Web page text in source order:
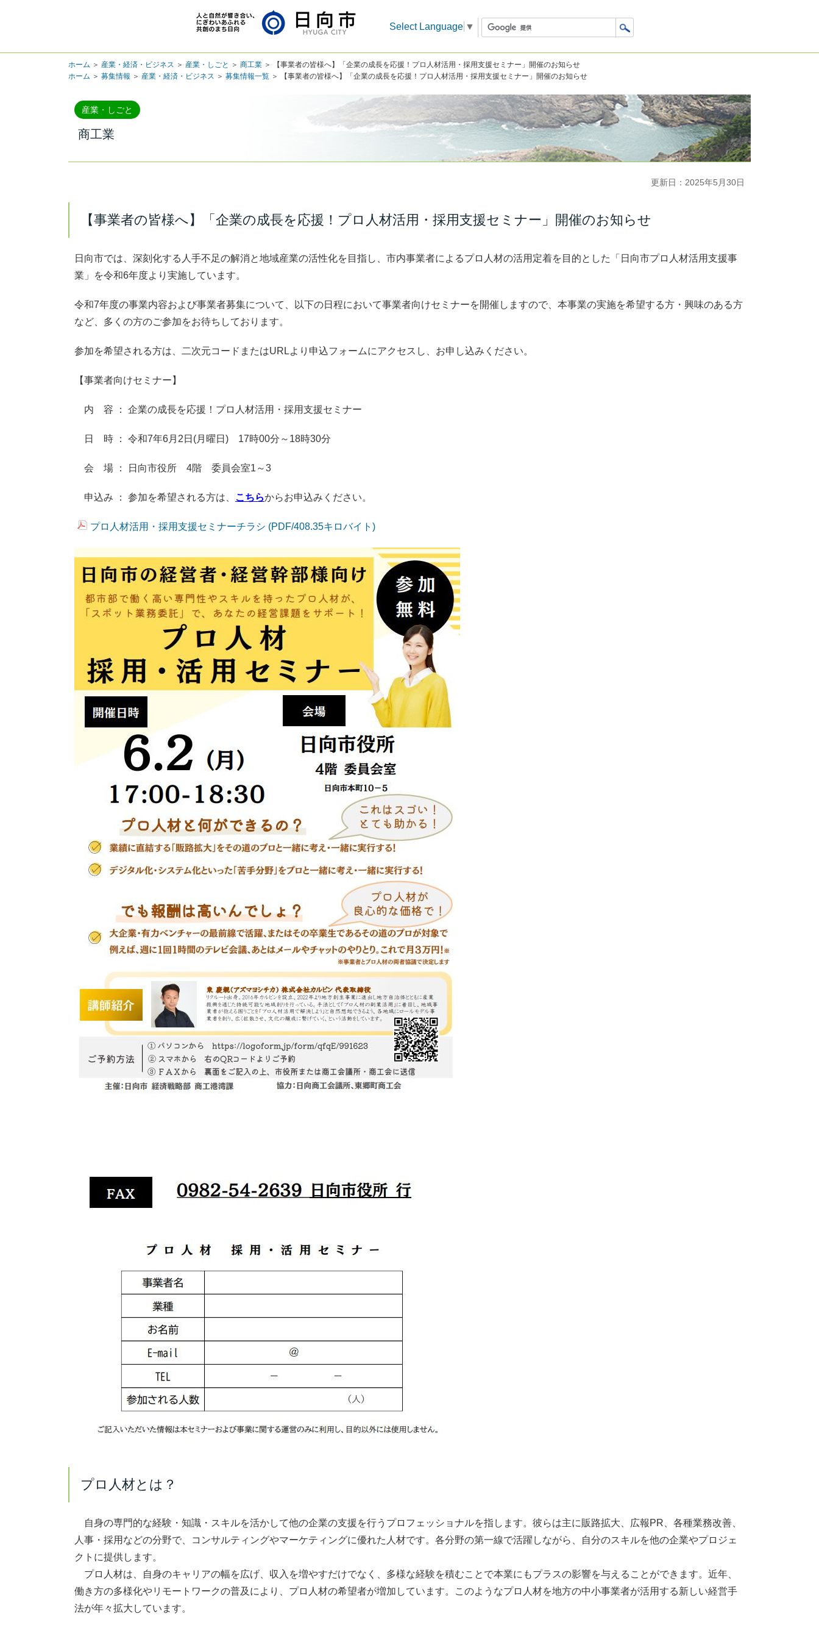
Select Language ▼
ホーム ＞ 産業・経済・ビジネス ＞ 産業・しごと ＞ 商工業 ＞ 【事業者の皆様へ】「企業の成長を応援！プロ人材活用・採用支援セミナー」開催のお知らせ
ホーム ＞ 募集情報 ＞ 産業・経済・ビジネス ＞ 募集情報一覧 ＞ 【事業者の皆様へ】「企業の成長を応援！プロ人材活用・採用支援セミナー」開催のお知らせ
産業・しごと
商工業
更新日：2025年5月30日
【事業者の皆様へ】「企業の成長を応援！プロ人材活用・採用支援セミナー」開催のお知らせ
日向市では、深刻化する人手不足の解消と地域産業の活性化を目指し、市内事業者によるプロ人材の活用定着を目的とした「日向市プロ人材活用支援事
業」を令和6年度より実施しています。
令和7年度の事業内容および事業者募集について、以下の日程において事業者向けセミナーを開催しますので、本事業の実施を希望する方・興味のある方
など、多くの方のご参加をお待ちしております。
参加を希望される方は、二次元コードまたはURLより申込フォームにアクセスし、お申し込みください。
【事業者向けセミナー】
内 容 ： 企業の成長を応援！プロ人材活用・採用支援セミナー
日 時 ： 令和7年6月2日(月曜日) 17時00分～18時30分
会 場 ： 日向市役所 4階 委員会室1～3
申込み ： 参加を希望される方は、 こちらからお申込みください。
プロ人材活用・採用支援セミナーチラシ (PDF/408.35キロバイト)
プロ人材とは？
自身の専門的な経験・知識・スキルを活かして他の企業の支援を行うプロフェッショナルを指します。彼らは主に販路拡大、広報PR、各種業務改善、
人事・採用などの分野で、コンサルティングやマーケティングに優れた人材です。各分野の第一線で活躍しながら、自分のスキルを他の企業やプロジェ
クトに提供します。
プロ人材は、自身のキャリアの幅を広げ、収入を増やすだけでなく、多様な経験を積むことで本業にもプラスの影響を与えることができます。近年、
働き方の多様化やリモートワークの普及により、プロ人材の希望者が増加しています。このようなプロ人材を地方の中小事業者が活用する新しい経営手
法が年々拡大しています。